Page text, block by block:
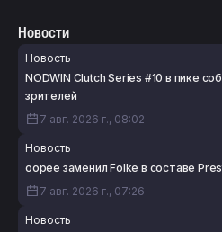
Новости
Новость
NODWIN Clutch Series #10 в пике
зрителей
7 авг. 2026 г., 08:02
Новость
oopee заменил Folke в составе
7 авг. 2026 г., 07:26
Новость